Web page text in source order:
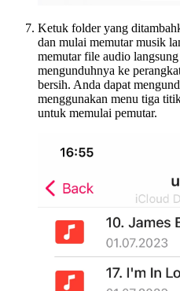
Ketuk folder yang
dan mulai memutar musik
memutar file audio
mengunduhnya ke
bersih. Anda dapat
menggunakan menu tiga
untuk memulai pemutar.